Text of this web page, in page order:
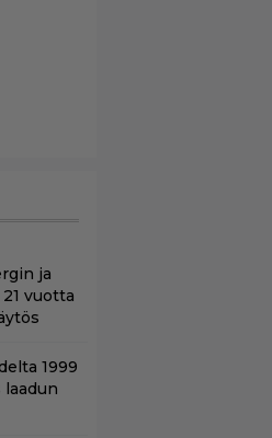
ja
vuotta
1999
laadun